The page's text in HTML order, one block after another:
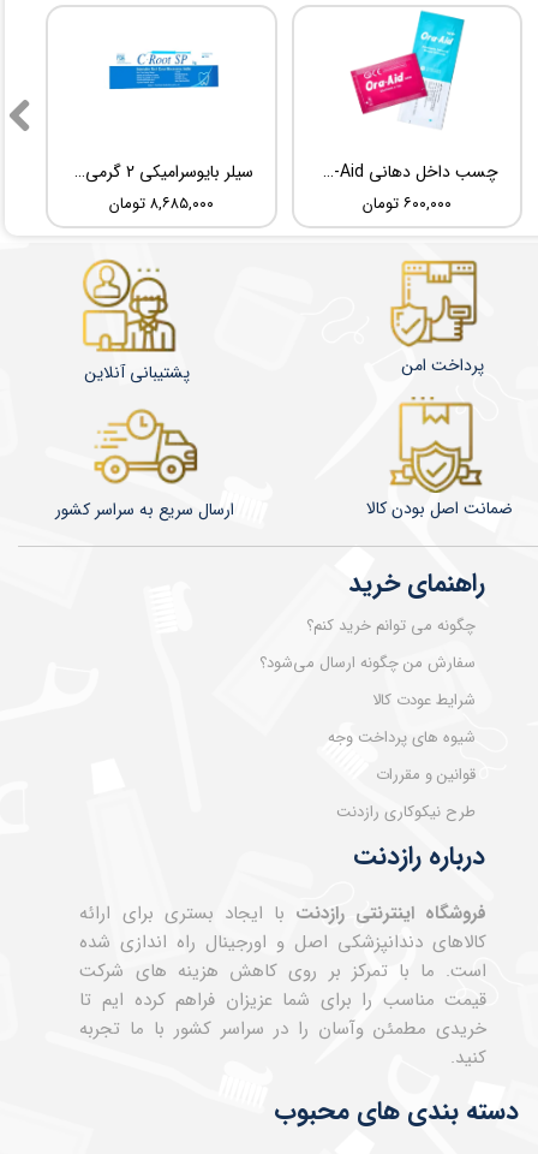
سیلر بایوسرامیکی 2 گرمی Root Dental Medical C-Root SP
۸,۶۸۵,۰۰۰ تومان
چسب داخل دهانی TBM Ora-Aid
۶۰۰,۰۰۰ تومان
درباره رازدنت
فروشگاه اینترنتی رازدنت با ایجاد بستری برای ارائه
کالاهای دندانپزشکی اصل و اورجینال راه اندازی شده
است. ما با تمرکز بر روی کاهش هزینه های شرکت
قیمت مناسب را برای شما عزیزان فراهم کرده ایم تا
خریدی مطمئن وآسان را در سراسر کشور با ما تجربه
کنید.
راهنمای خرید
چگونه می توانم خرید کنم؟
سفارش من چگونه ارسال می‌شود؟
شرایط عودت کالا
شیوه های پرداخت وجه
قوانین و مقررات
طرح نیکوکاری رازدنت
دسته بندی های محبوب
​​​​ارسال سریع به سراسر کشور ضمانت اصل بودن کالا
پشتیبانی آنلاین پرداخت امن